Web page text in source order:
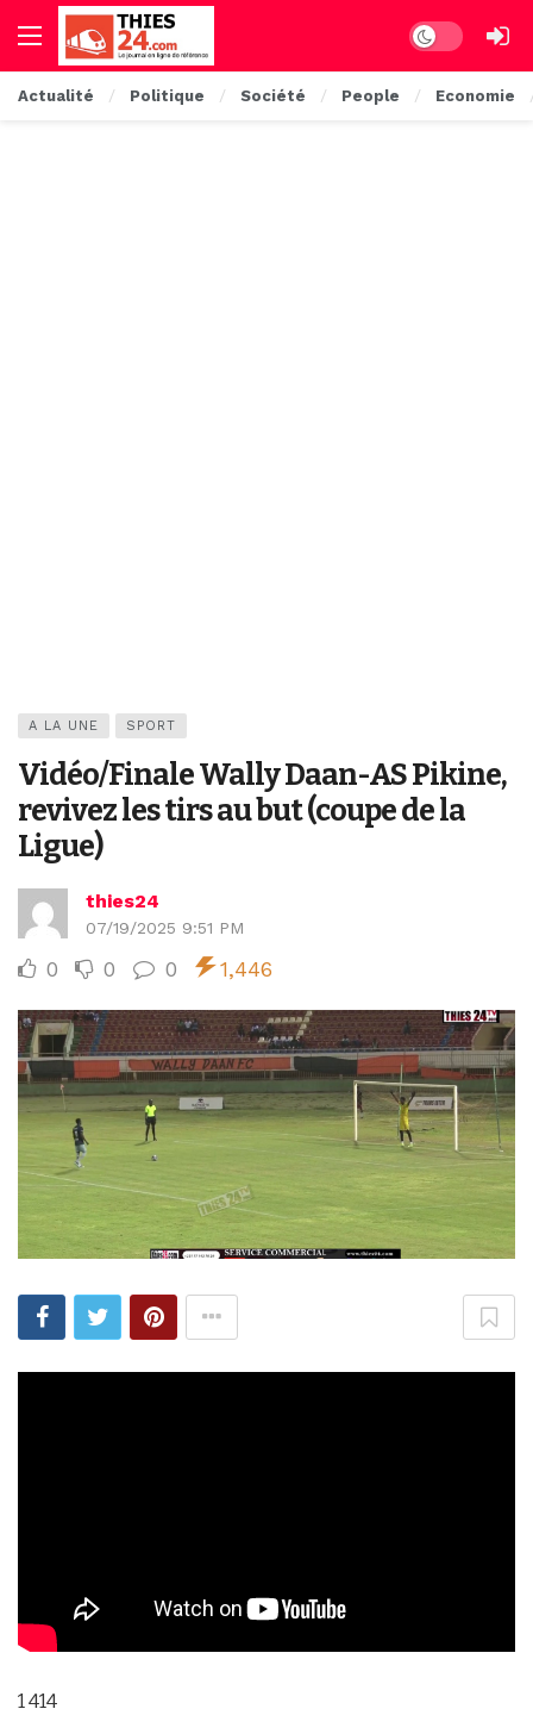
Dark mode
Actualité Politique Société People Economie
A LA UNE SPORT
Vidéo/Finale Wally Daan-AS Pikine,
revivez les tirs au but (coupe de la
Ligue)
thies24
07/19/2025 9:51 PM
0 0 0 1,446
1 414